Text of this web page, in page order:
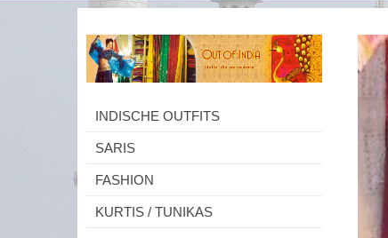
INDISCHE OUTFITS
SARIS
FASHION
KURTIS / TUNIKAS